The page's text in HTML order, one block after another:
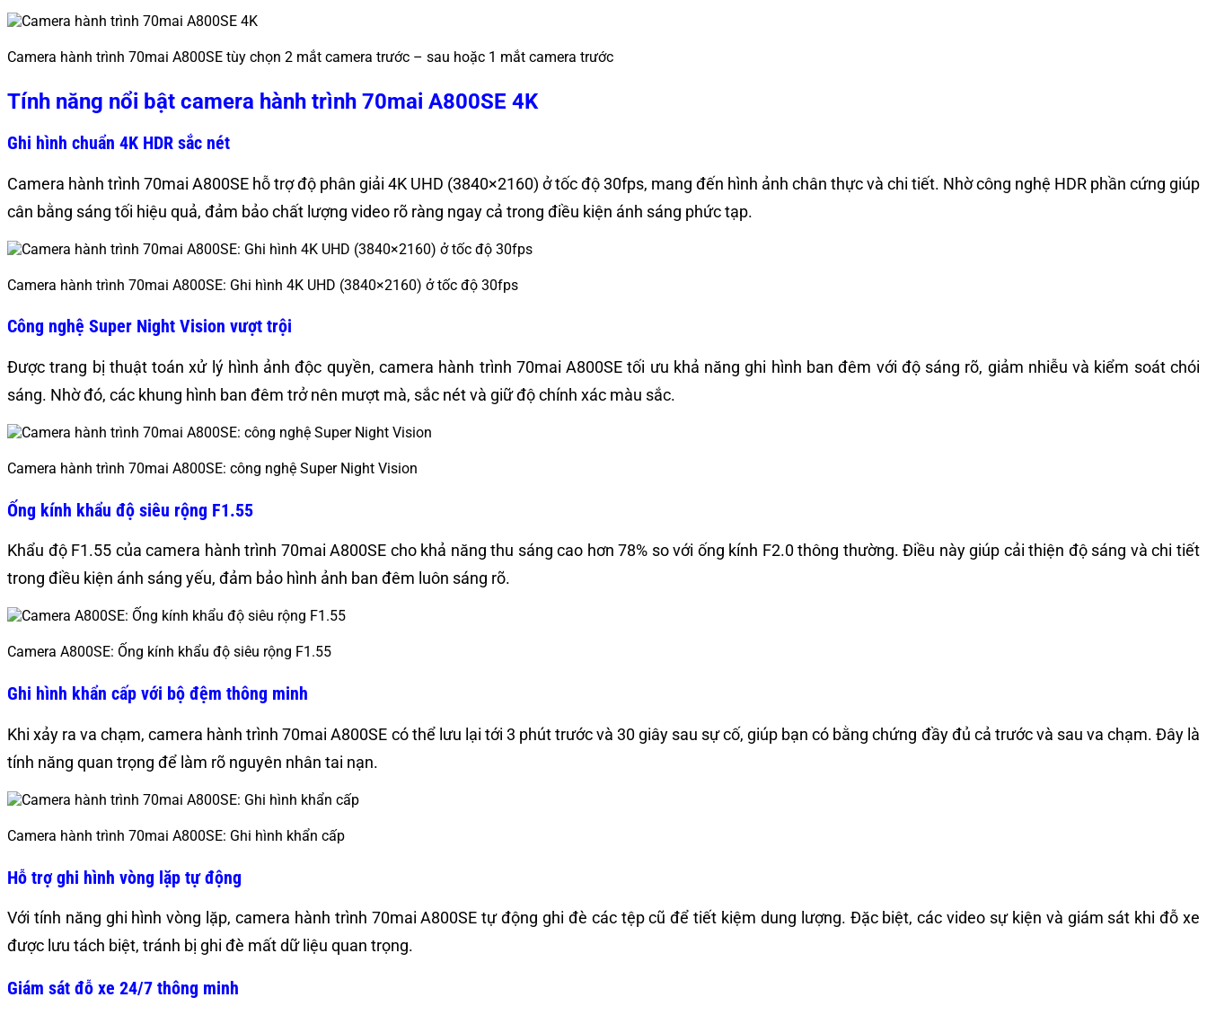
Camera hành trình 70mai A800SE tùy chọn 2 mắt camera trước – sau hoặc 1 mắt camera trước
Tính năng nổi bật camera hành trình 70mai A800SE 4K
Ghi hình chuẩn 4K HDR sắc nét
Camera hành trình 70mai A800SE hỗ trợ độ phân giải 4K UHD (3840×2160) ở tốc độ 30fps, mang đến hình ảnh chân thực và chi tiết. Nhờ công nghệ HDR phần cứng giúp
cân bằng sáng tối hiệu quả, đảm bảo chất lượng video rõ ràng ngay cả trong điều kiện ánh sáng phức tạp.
Camera hành trình 70mai A800SE: Ghi hình 4K UHD (3840×2160) ở tốc độ 30fps
Công nghệ Super Night Vision vượt trội
Được trang bị thuật toán xử lý hình ảnh độc quyền, camera hành trình 70mai A800SE tối ưu khả năng ghi hình ban đêm với độ sáng rõ, giảm nhiễu và kiểm soát chói
sáng. Nhờ đó, các khung hình ban đêm trở nên mượt mà, sắc nét và giữ độ chính xác màu sắc.
Camera hành trình 70mai A800SE: công nghệ Super Night Vision
Ống kính khẩu độ siêu rộng F1.55
Khẩu độ F1.55 của camera hành trình 70mai A800SE cho khả năng thu sáng cao hơn 78% so với ống kính F2.0 thông thường. Điều này giúp cải thiện độ sáng và chi tiết
trong điều kiện ánh sáng yếu, đảm bảo hình ảnh ban đêm luôn sáng rõ.
Camera A800SE: Ống kính khẩu độ siêu rộng F1.55
Ghi hình khẩn cấp với bộ đệm thông minh
Khi xảy ra va chạm, camera hành trình 70mai A800SE có thể lưu lại tới 3 phút trước và 30 giây sau sự cố, giúp bạn có bằng chứng đầy đủ cả trước và sau va chạm. Đây là
tính năng quan trọng để làm rõ nguyên nhân tai nạn.
Camera hành trình 70mai A800SE: Ghi hình khẩn cấp
Hỗ trợ ghi hình vòng lặp tự động
Với tính năng ghi hình vòng lặp, camera hành trình 70mai A800SE tự động ghi đè các tệp cũ để tiết kiệm dung lượng. Đặc biệt, các video sự kiện và giám sát khi đỗ xe
được lưu tách biệt, tránh bị ghi đè mất dữ liệu quan trọng.
Giám sát đỗ xe 24/7 thông minh